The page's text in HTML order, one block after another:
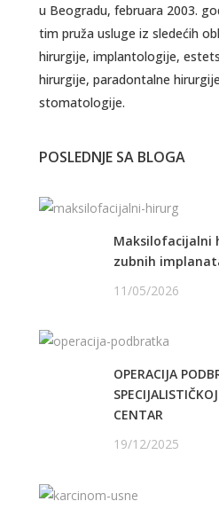
u Beogradu, februara 2003.
tim pruža usluge iz sledećih
hirurgije, implantologije,
hirurgije, paradontalne
stomatologije.
POSLEDNJE SA BLOGA
Maksilofacijalni
zubnih
11/05/2026
OPERACIJA
CENTAR
19/12/2025